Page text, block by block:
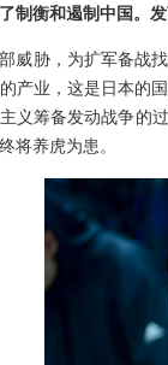
制衡和遏制中国。
威胁，为扩军备战
产业，这是日本的
义筹备发动战争的
将养虎为患。